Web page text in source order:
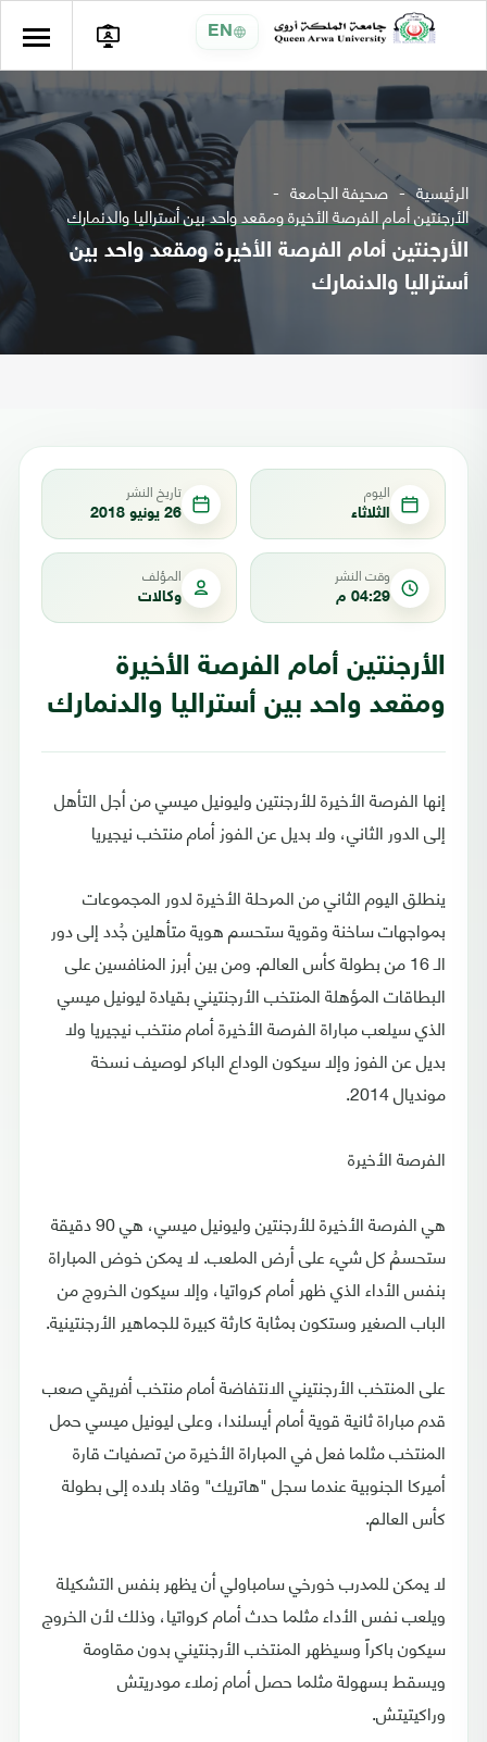
EN
الرئيسية صحيفة الجامعة
الأرجنتين أمام الفرصة الأخيرة ومقعد واحد بين أستراليا والدنمارك
الأرجنتين أمام الفرصة الأخيرة ومقعد واحد بين
أستراليا والدنمارك
اليوم
الثلاثاء
تاريخ النشر
26 يونيو 2018
وقت النشر
04:29 م
المؤلف
وكالات
الأرجنتين أمام الفرصة الأخيرة
ومقعد واحد بين أستراليا والدنمارك
إنها الفرصة الأخيرة للأرجنتين وليونيل ميسي من أجل التأهل
إلى الدور الثاني، ولا بديل عن الفوز أمام منتخب نيجيريا
ينطلق اليوم الثاني من المرحلة الأخيرة لدور المجموعات
بمواجهات ساخنة وقوية ستحسم هوية متأهلين جُدد إلى دور
الـ 16 من بطولة كأس العالم. ومن بين أبرز المنافسين على
البطاقات المؤهلة المنتخب الأرجنتيني بقيادة ليونيل ميسي
الذي سيلعب مباراة الفرصة الأخيرة أمام منتخب نيجيريا ولا
بديل عن الفوز وإلا سيكون الوداع الباكر لوصيف نسخة
مونديال 2014.
الفرصة الأخيرة
هي الفرصة الأخيرة للأرجنتين وليونيل ميسي، هي 90 دقيقة
ستحسمُ كل شيء على أرض الملعب. لا يمكن خوض المباراة
بنفس الأداء الذي ظهر أمام كرواتيا، وإلا سيكون الخروج من
الباب الصغير وستكون بمثابة كارثة كبيرة للجماهير الأرجنتينية.
على المنتخب الأرجنتيني الانتفاضة أمام منتخب أفريقي صعب
قدم مباراة ثانية قوية أمام أيسلندا، وعلى ليونيل ميسي حمل
المنتخب مثلما فعل في المباراة الأخيرة من تصفيات قارة
أميركا الجنوبية عندما سجل "هاتريك" وقاد بلاده إلى بطولة
كأس العالم.
لا يمكن للمدرب خورخي سامباولي أن يظهر بنفس التشكيلة
ويلعب نفس الأداء مثلما حدث أمام كرواتيا، وذلك لأن الخروج
سيكون باكراً وسيظهر المنتخب الأرجنتيني بدون مقاومة
ويسقط بسهولة مثلما حصل أمام زملاء مودريتش
وراكيتيتش.